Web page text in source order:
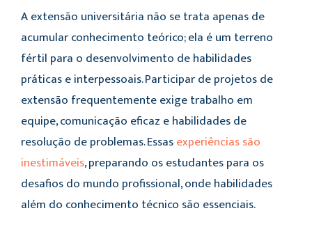
A extensão universitária não se trata apenas de
acumular conhecimento teórico; ela é um terreno
fértil para o desenvolvimento de habilidades
práticas e interpessoais. Participar de projetos de
extensão frequentemente exige trabalho em
equipe, comunicação eficaz e habilidades de
resolução de problemas. Essasexperiências são
inestimáveis, preparando os estudantes para os
desafios do mundo profissional, onde habilidades
além do conhecimento técnico são essenciais.